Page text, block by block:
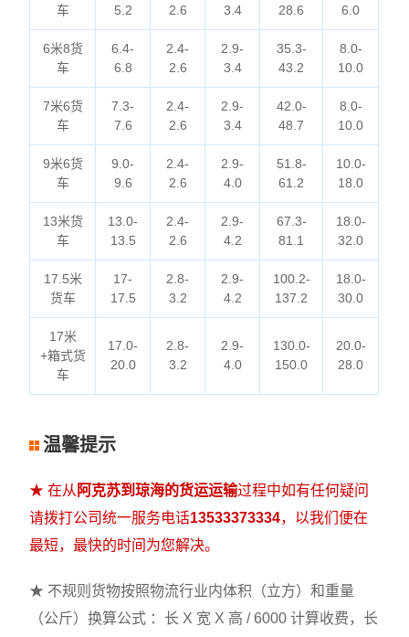
车
5.2
2.6
3.4
28.6
6.0
6米8货
车
6.4-
6.8
2.4-
2.6
2.9-
3.4
35.3-
43.2
8.0-
10.0
7米6货
车
7.3-
7.6
2.4-
2.6
2.9-
3.4
42.0-
48.7
8.0-
10.0
9米6货
车
9.0-
9.6
2.4-
2.6
2.9-
4.0
51.8-
61.2
10.0-
18.0
13米货
车
13.0-
13.5
2.4-
2.6
2.9-
4.2
67.3-
81.1
18.0-
32.0
17.5米
货车
17-
17.5
2.8-
3.2
2.9-
4.2
100.2-
137.2
18.0-
30.0
17米
+箱式货
车
17.0-
20.0
2.8-
3.2
2.9-
4.0
130.0-
150.0
20.0-
28.0
温馨提示
★ 在从 阿克苏到琼海的货运运输过程中如有任何疑问
请拨打公司统一服务电话13533373334，以我们便在
最短，最快的时间为您解决。
★ 不规则货物按照物流行业内体积（立方）和重量
（公斤）换算公式 ：长 X 宽 X 高 / 6000 计算收费，长